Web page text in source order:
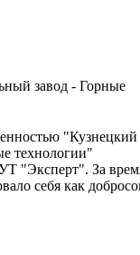
завод - Горные
"Кузнецкий
технологии"
"Эксперт". За
себя как